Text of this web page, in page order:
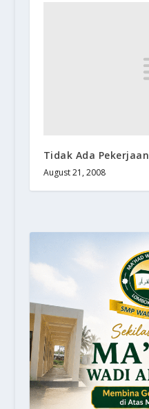
Tidak Ada Pekerjaan
August 21, 2008